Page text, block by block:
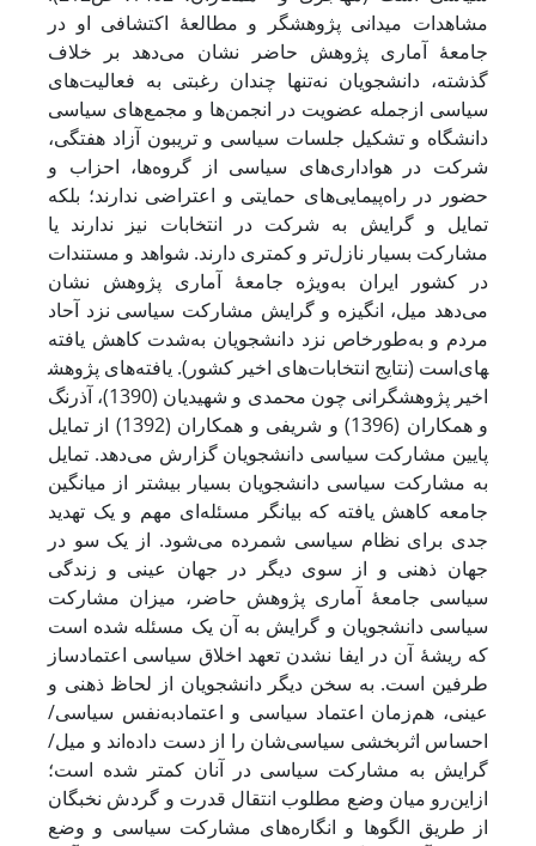
‌مشاهدات میدانی پژوهشگر و مطالعۀ اکتشافی او در
جامعۀ آماری پژوهش حاضر نشان می‌دهد بر خلاف
گذشته، دانشجویان نه‌تنها چندان رغبتی به فعالیت‌های
سیاسی ازجمله عضویت در انجمن‌ها و مجمع‌های سیاسی
دانشگاه و تشکیل جلسات سیاسی و تریبون آزاد هفتگی،
شرکت در هواداری‌های سیاسی از گروه‌ها، احزاب و
حضور در راه‌پیمایی‌های حمایتی و اعتراضی ندارند؛ بلکه
تمایل و گرایش به شرکت در انتخابات نیز ندارند یا
مشارکت بسیار نازل‌تر و کمتری دارند. شواهد و مستندات
در کشور ایران به‌ویژه جامعۀ آماری پژوهش نشان
می‌دهد میل، انگیزه و گرایش مشارکت سیاسی نزد آحاد
مردم و به‌طورخاص نزد دانشجویان به‌شدت کاهش یافته
است (نتایج انتخابات‌های اخیر کشور). یافته‌های پژوهش‎های
اخیر پژوهشگرانی چون محمدی و شهیدیان (1390)، آذرنگ
و همکاران (1396) و شریفی و همکاران (1392) از تمایل
پایین مشارکت سیاسی دانشجویان گزارش می‌دهد. تمایل
به مشارکت سیاسی دانشجویان بسیار بیشتر از میانگین
جامعه کاهش یافته که بیانگر مسئله‌ای مهم و یک تهدید
جدی برای نظام سیاسی شمرده می‌شود. از یک‌ سو در
جهان ذهنی و از سوی ‌دیگر در جهان عینی و زندگی
سیاسی جامعۀ آماری پژوهش حاضر، میزان مشارکت
سیاسی دانشجویان و گرایش به آن یک مسئله شده است
که ریشۀ آن در ایفا نشدن تعهد اخلاق سیاسی اعتمادساز
طرفین است. به‌ سخن ‌دیگر دانشجویان از لحاظ ذهنی و
عینی، هم‌زمان اعتماد سیاسی و اعتمادبه‌نفس سیاسی/
احساس اثربخشی سیاسی‌شان را از دست داده‌اند و میل/
گرایش به مشارکت سیاسی در آنان کمتر شده است؛
ازاین‌رو میان وضع مطلوب انتقال قدرت و گردش نخبگان
از طریق الگوها و انگاره‌های مشارکت سیاسی و وضع